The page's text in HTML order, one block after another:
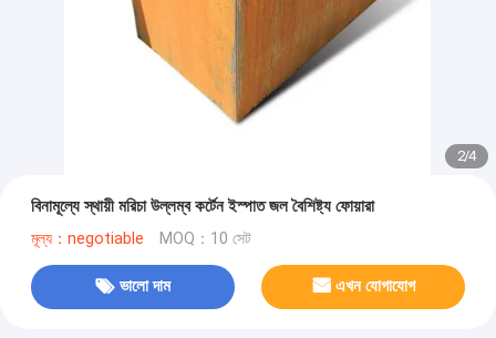
2/4
বিনামূল্যে স্থায়ী মরিচা উল্লম্ব কর্টেন ইস্পাত জল বৈশিষ্ট্য ফোয়ারা
মূল্য：negotiable MOQ：10 সেট
ভালো দাম এখন যোগাযোগ